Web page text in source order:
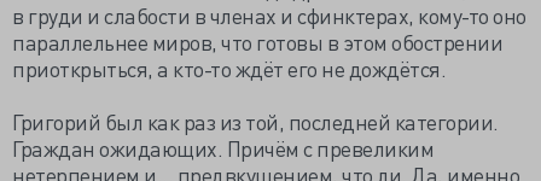
в груди и слабости в членах и сфинктерах, кому-то оно
параллельнее миров, что готовы в этом обострении
приоткрыться, а кто-то ждёт его не дождётся.
Григорий был как раз из той, последней категории.
Граждан ожидающих. Причём с превеликим
нетерпением и... предвкушением, что ли. Да, именно